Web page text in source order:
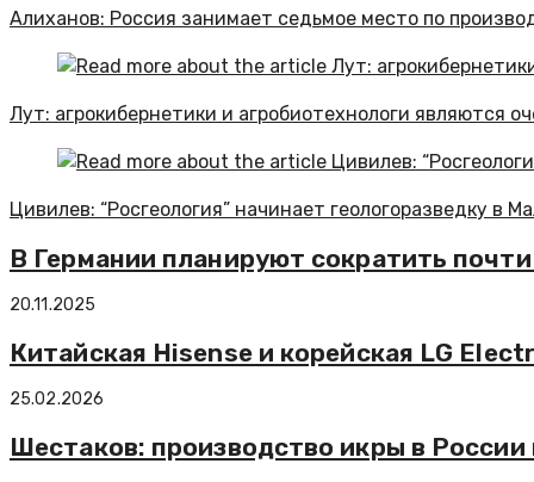
Алиханов: Россия занимает седьмое место по
Лут: агрокибернетики и агробиотехнологи являются
Цивилев: “Росгеология” начинает геологоразведку в
В Германии планируют сократить
20.11.2025
Китайская Hisense и корейская LG
25.02.2026
Шестаков: производство икры в